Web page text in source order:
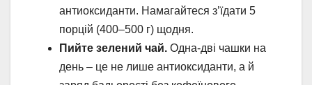
антиоксиданти. Намагайтеся з’їдати 5
порцій (400–500 г) щодня.
Пийте зелений чай. Одна-дві чашки на
день – це не лише антиоксиданти, а й